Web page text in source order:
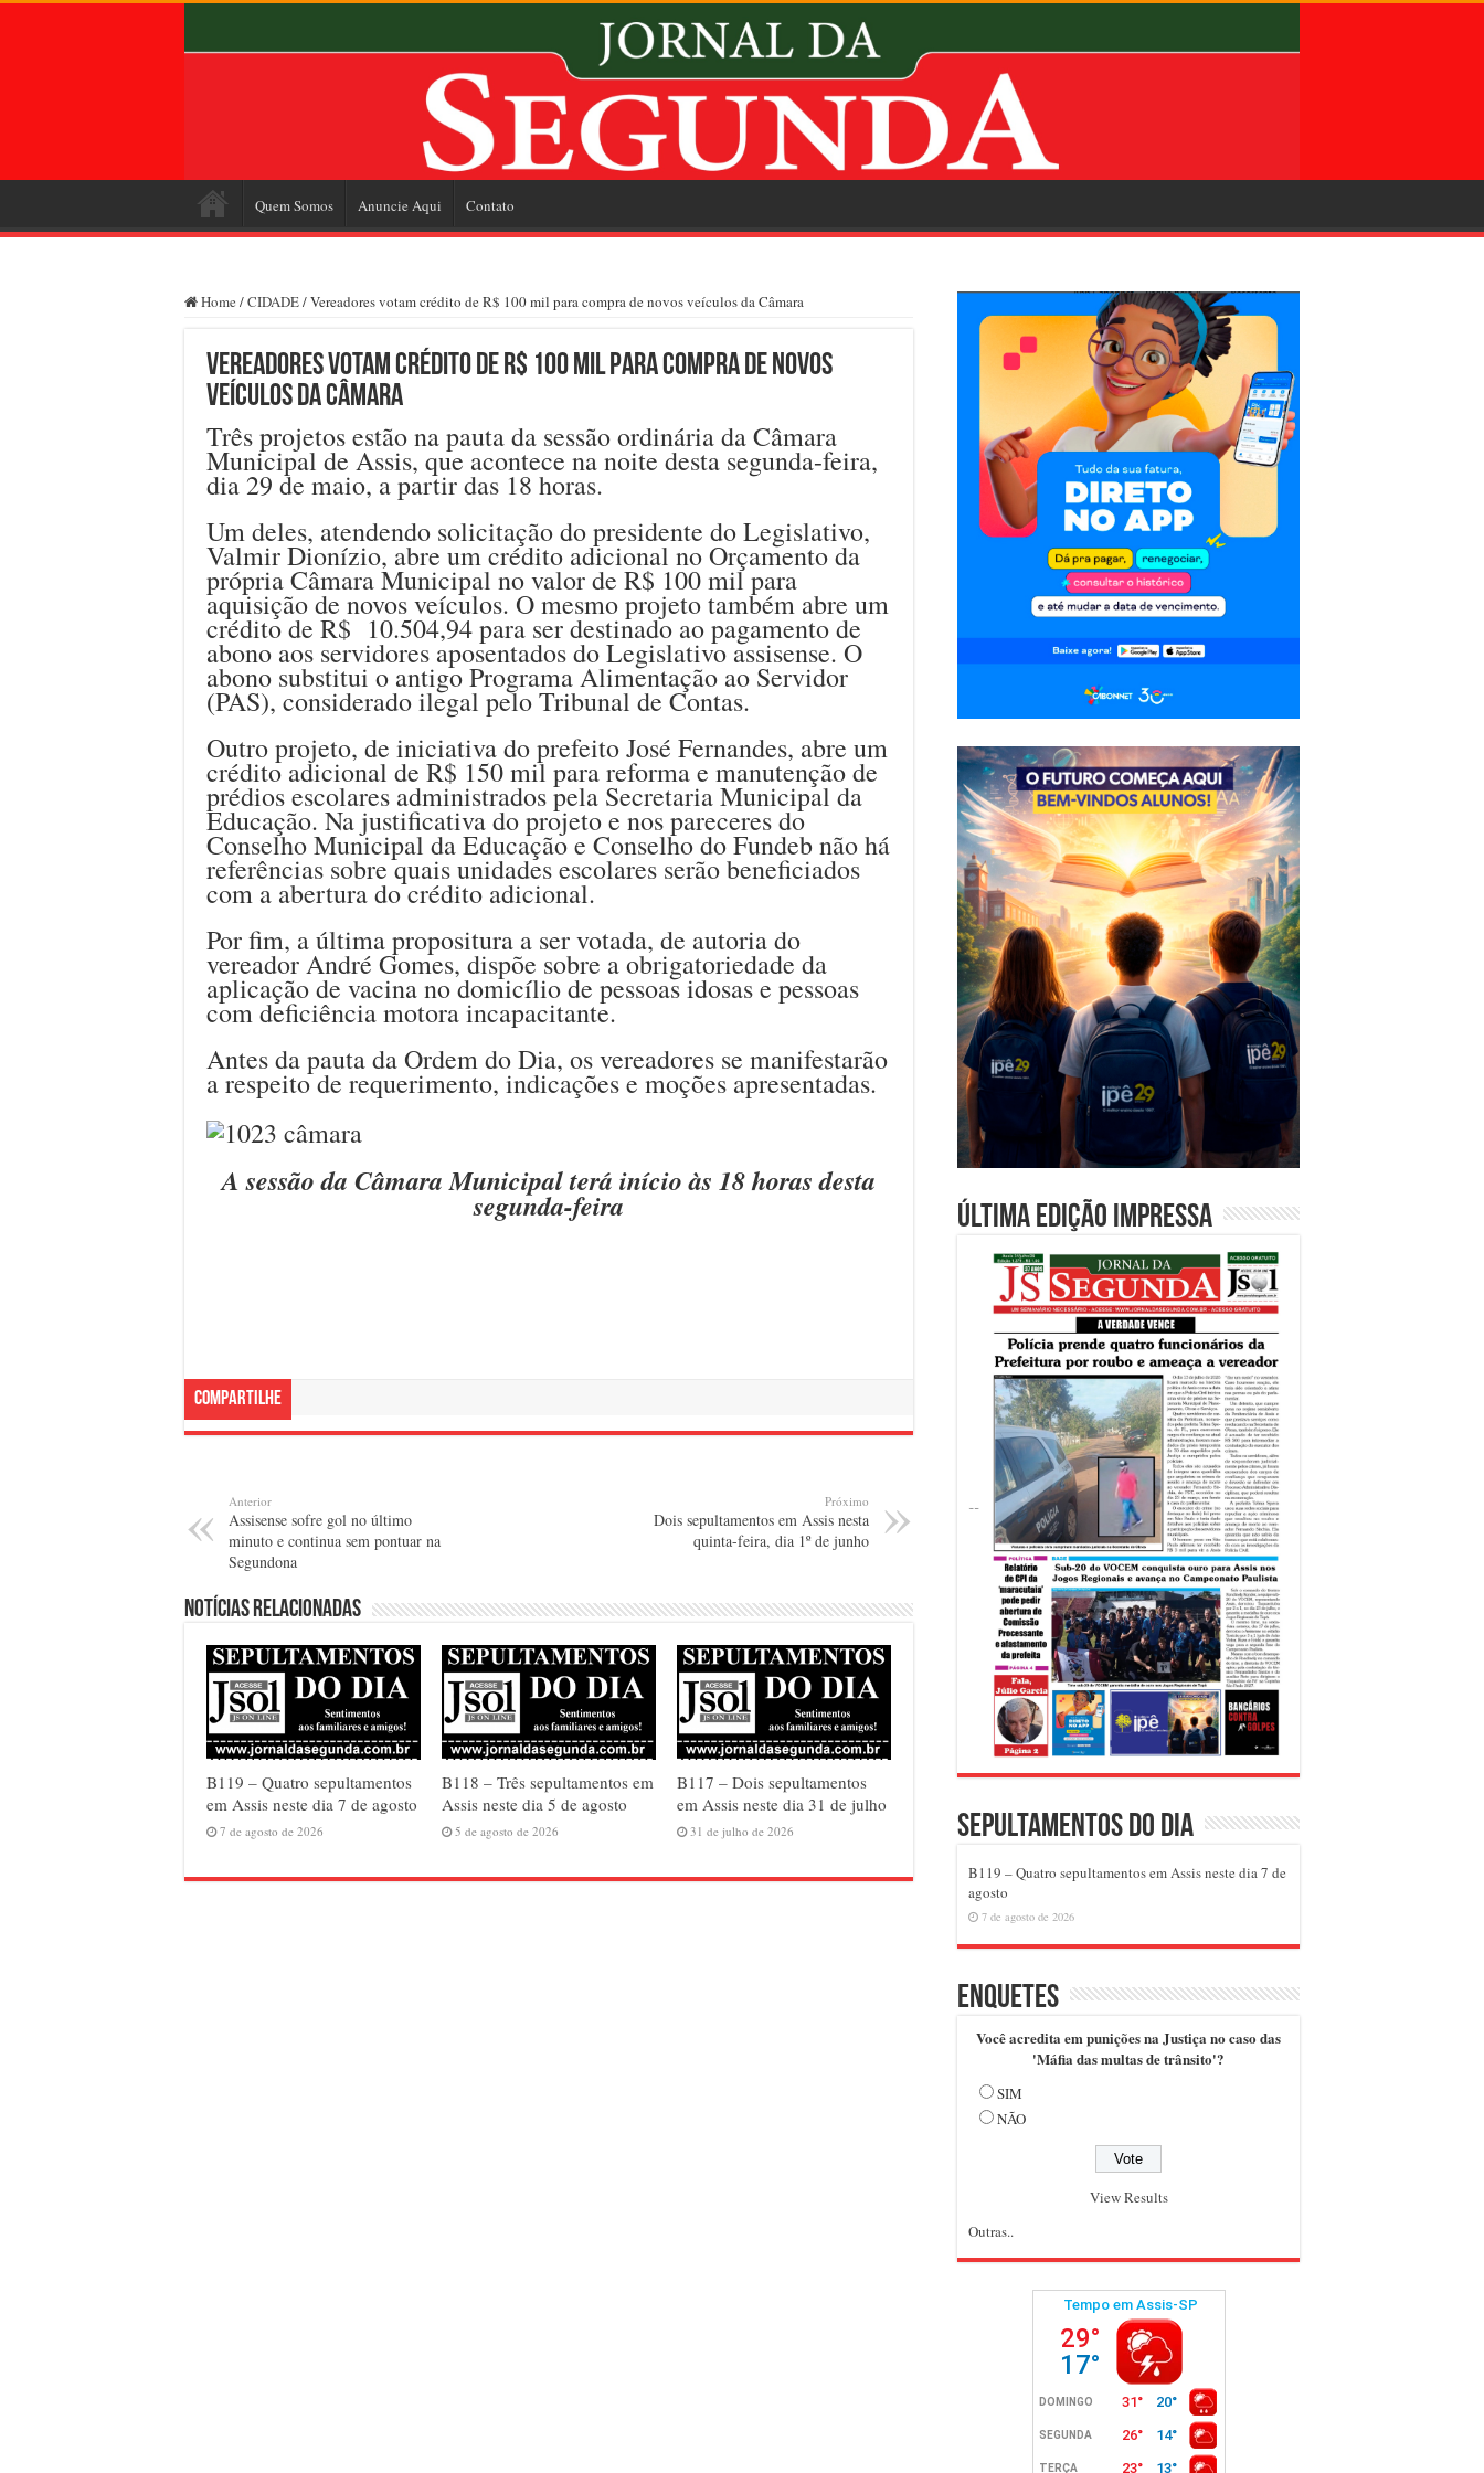
Quem Somos Anuncie Aqui Contato
Home /CIDADE/Vereadores votam crédito de R$ 100 mil para compra de novos veículos da Câmara
Vereadores votam crédito de R$ 100 mil para compra de novos
veículos da Câmara
Três projetos estão na pauta da sessão ordinária da Câmara
Municipal de Assis, que acontece na noite desta segunda-feira,
dia 29 de maio, a partir das 18 horas.
Um deles, atendendo solicitação do presidente do Legislativo,
Valmir Dionízio, abre um crédito adicional no Orçamento da
própria Câmara Municipal no valor de R$ 100 mil para
aquisição de novos veículos. O mesmo projeto também abre um
crédito de R$ 10.504,94 para ser destinado ao pagamento de
abono aos servidores aposentados do Legislativo assisense. O
abono substitui o antigo Programa Alimentação ao Servidor
(PAS), considerado ilegal pelo Tribunal de Contas.
Outro projeto, de iniciativa do prefeito José Fernandes, abre um
crédito adicional de R$ 150 mil para reforma e manutenção de
prédios escolares administrados pela Secretaria Municipal da
Educação. Na justificativa do projeto e nos pareceres do
Conselho Municipal da Educação e Conselho do Fundeb não há
referências sobre quais unidades escolares serão beneficiados
com a abertura do crédito adicional.
Por fim, a última propositura a ser votada, de autoria do
vereador André Gomes, dispõe sobre a obrigatoriedade da
aplicação de vacina no domicílio de pessoas idosas e pessoas
com deficiência motora incapacitante.
Antes da pauta da Ordem do Dia, os vereadores se manifestarão
a respeito de requerimento, indicações e moções apresentadas.
A sessão da Câmara Municipal terá início às 18 horas desta
segunda-feira
Compartilhe
Anterior
Assisense sofre gol no último
minuto e continua sem pontuar na
Segundona
Próximo
Dois sepultamentos em Assis nesta
quinta-feira, dia 1º de junho
Notícias relacionadas
B119 – Quatro sepultamentos
em Assis neste dia 7 de agosto
7 de agosto de 2026
B118 – Três sepultamentos em
Assis neste dia 5 de agosto
5 de agosto de 2026
B117 – Dois sepultamentos
em Assis neste dia 31 de julho
31 de julho de 2026
Última edição impressa
Sepultamentos do dia
B119 – Quatro sepultamentos em Assis neste dia 7 de
agosto
7 de agosto de 2026
Enquetes
Você acredita em punições na Justiça no caso das
'Máfia das multas de trânsito'?
SIM
NÃO
View Results
Outras..